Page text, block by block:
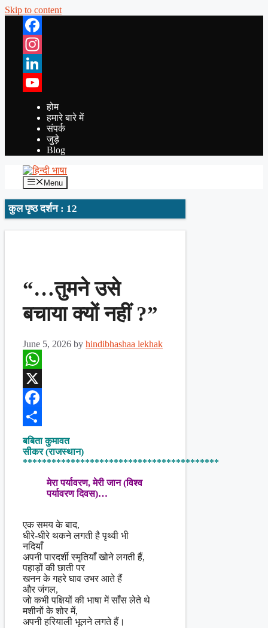
Skip to content
Facebook
Instagram
LinkedIn
YouTube
होम
हमारे बारे में
संपर्क
जुड़े
Blog
Menu
कुल पृष्ठ दर्शन : 12
“…तुमने उसे
बचाया क्यों नहीं ?”
June 5, 2026 by hindibhashaa lekhak
WhatsApp
X
Facebook
Share
बबिता कुमावत
सीकर (राजस्थान)
*****************************************
मेरा पर्यावरण, मेरी जान (विश्व
पर्यावरण दिवस)…
एक समय के बाद,
धीरे-धीरे थकने लगती है पृथ्वी भी
नदियाँ
अपनी पारदर्शी स्मृतियाँ खोने लगती हैं,
पहाड़ों की छाती पर
खनन के गहरे घाव उभर आते हैं
और जंगल,
जो कभी पक्षियों की भाषा में साँस लेते थे
मशीनों के शोर में,
अपनी हरियाली भूलने लगते हैं।